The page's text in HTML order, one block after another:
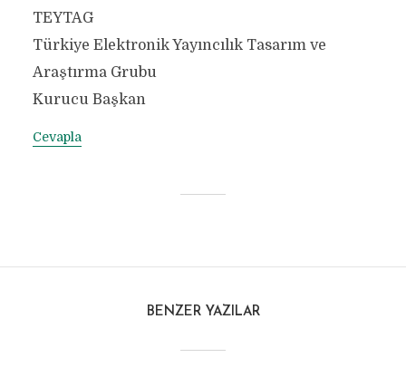
TEYTAG
Türkiye Elektronik Yayıncılık Tasarım ve
Araştırma Grubu
Kurucu Başkan
Cevapla
BENZER YAZILAR